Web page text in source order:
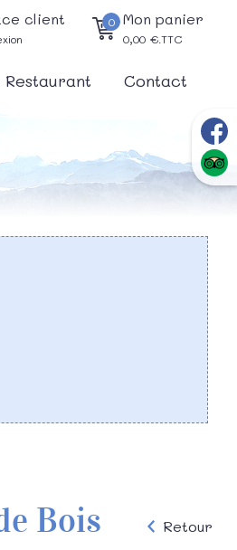
client 0 Mon panier
0,00 €.TTC
Restaurant Contact
Bois Retour